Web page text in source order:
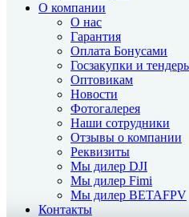
О компании
О нас
Гарантия
Оплата Бонусами
Госзакупки и
Оптовикам
Новости
Фотогалерея
Наши сотрудники
Отзывы о компании
Реквизиты
Мы дилер DJI
Мы дилер Fimi
Мы дилер BETAFPV
Контакты